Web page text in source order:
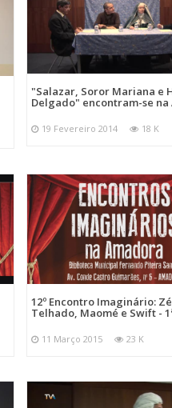
"Salazar, Soror Mariana e
Delgado" encontram-se na
19 Fevereiro 2014 18 K
12º Encontro Imaginário:
Telhado, Maomé e Swift -
11 Março 2015 23 K